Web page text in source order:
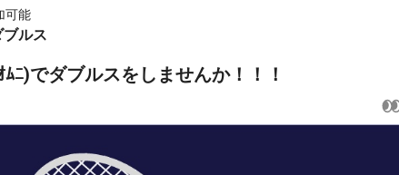
可能
ルス
ﾆ)でダブルスをしませんか！！！